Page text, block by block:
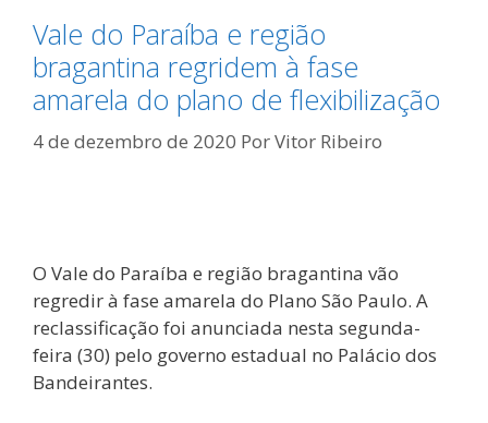
Vale do Paraíba e região
bragantina regridem à fase
amarela do plano de flexibilização
4 de dezembro de 2020 PorVitor Ribeiro
O Vale do Paraíba e região bragantina vão
regredir à fase amarela do Plano São Paulo. A
reclassificação foi anunciada nesta segunda-
feira (30) pelo governo estadual no Palácio dos
Bandeirantes.